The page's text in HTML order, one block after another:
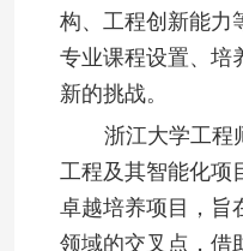
构、工程创新能力
专业课程设置、培
新的挑战。
浙江大学工程
工程及其智能化项
卓越培养项目，旨
领域的交叉点，借